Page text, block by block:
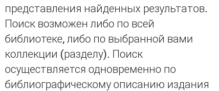
представления найденных результатов.
Поиск возможен либо по всей
библиотеке, либо по выбранной вами
коллекции (разделу). Поиск
осуществляется одновременно по
библиографическому описанию издания